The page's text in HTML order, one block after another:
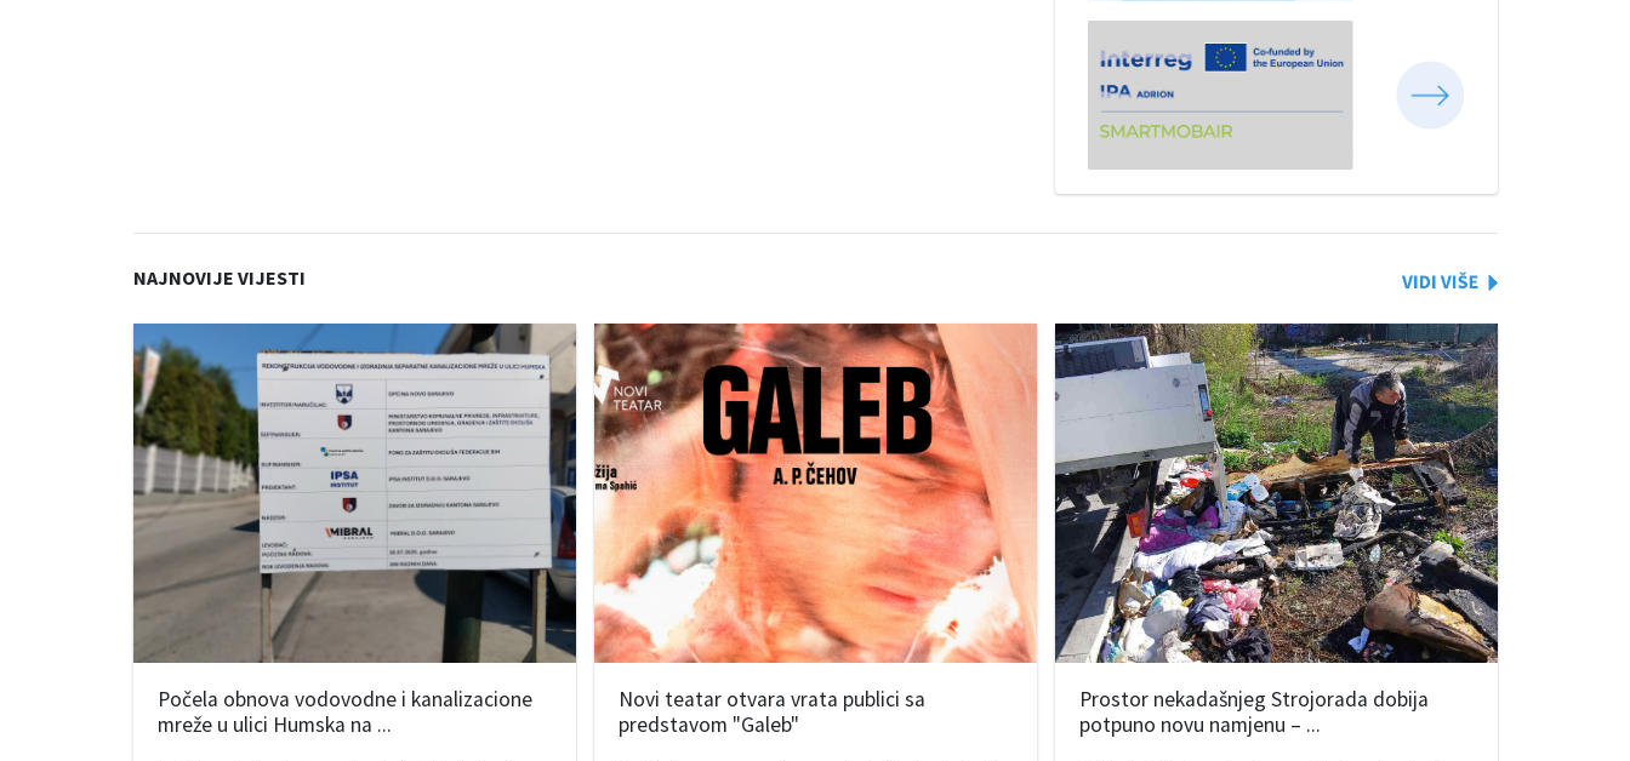
NAJNOVIJE VIJESTI
Počela obnova vodovodne i kanalizacione
mreže u ulici Humska na ...
Novi teatar otvara vrata publici sa
predstavom "Galeb"
Prostor nekadašnjeg Strojorada dobija
potpuno novu namjenu – ...